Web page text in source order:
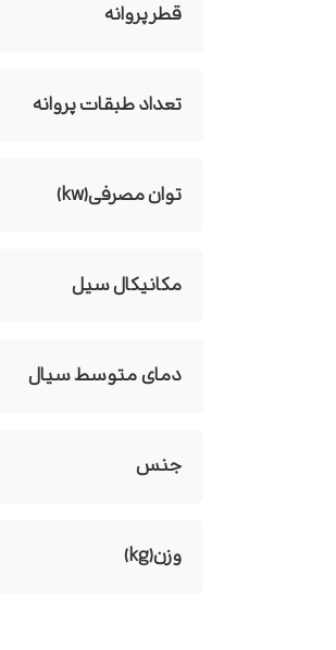
قطر پروانه
تعداد طبقات پروانه
توان مصرفی(kw)
مکانیکال سیل
دمای متوسط سیال
جنس
وزن(kg)